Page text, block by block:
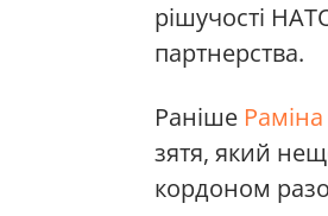
рішучості
партнерства.
Раніше
зятя, який
кордоном